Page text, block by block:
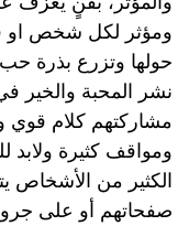
ومؤثر لكل شخص او
حولها وتزرع بذرة
نشر المحبة والخير
مشاركتهم كلام قوي
ومواقف كثيرة ولابد
الكثير من الأشخاص
صفحاتهم أو على